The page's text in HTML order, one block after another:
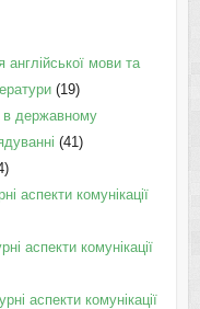
англійської мови та
(19)
в державному
(41)
аспекти комунікації
аспекти комунікації
аспекти комунікації